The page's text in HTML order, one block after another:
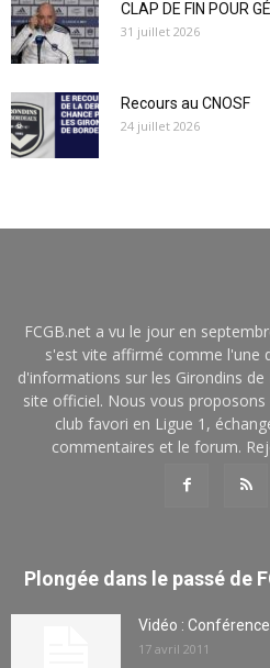
CLAP DE FIN POUR
31 juillet 2026
Recours au CNOSF
24 juillet 2026
FCGB.net a vu le jour en
s'est vite affirmé comme l'une
d'informations sur les Girondins
site officiel. Nous vous
club favori en Ligue 1,
commentaires et le forum.
Plongée dans le passé de
Vidéo :
17 avril 2011